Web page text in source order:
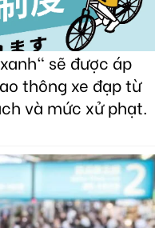
sẽ được áp
thông xe đạp từ
và mức xử phạt.